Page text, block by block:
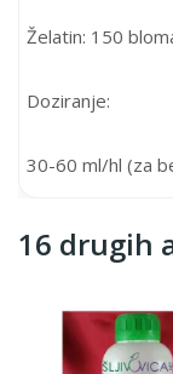
Želatin: 150
Doziranje:
30-60 ml/hl (za
16 drugih